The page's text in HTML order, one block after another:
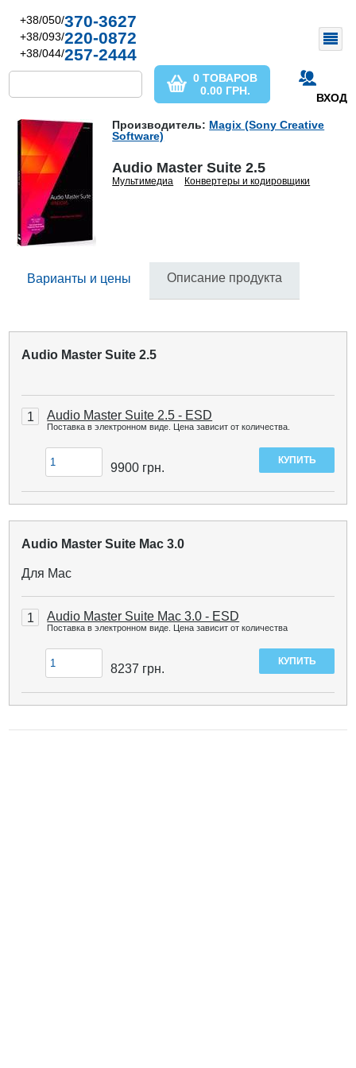
+38/050/370-3627
+38/093/220-0872
+38/044/257-2444
ВХОД
0 ТОВАРОВ
0.00 ГРН.
Производитель: Magix (Sony Creative
Software)
Audio Master Suite 2.5
Мультимедиа Конвертеры и кодировщики
Варианты и цены Описание продукта
Audio Master Suite 2.5
1 Audio Master Suite 2.5 - ESD
Поставка в электронном виде. Цена зависит от количества.
9900 грн.
Audio Master Suite Mac 3.0
Для Mac
1 Audio Master Suite Mac 3.0 - ESD
Поставка в электронном виде. Цена зависит от количества
8237 грн.